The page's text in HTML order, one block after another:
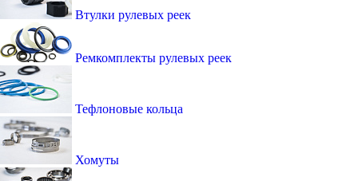
Втулки рулевых реек
Ремкомплекты рулевых реек
Тефлоновые кольца
Хомуты